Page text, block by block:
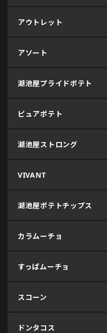
アウトレット
アソート
湖池屋プライドポテト
ピュアポテト
湖池屋ストロング
VIVANT
湖池屋ポテトチップス
カラムーチョ
すっぱムーチョ
スコーン
ドンタコス